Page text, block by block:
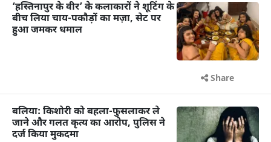
‘हस्तिनापुर के वीर’ के कलाकारों ने शूटिंग के
बीच लिया चाय-पकौड़ों का मज़ा, सेट पर
हुआ जमकर धमाल
Share
बलिया: किशोरी को बहला-फुसलाकर ले
जाने और गलत कृत्य का आरोप, पुलिस ने
दर्ज किया मुकदमा